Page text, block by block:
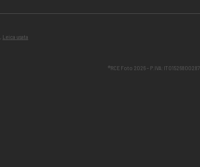
, Leica usata
®RCE Foto 2026 – P.IVA: IT01526800287